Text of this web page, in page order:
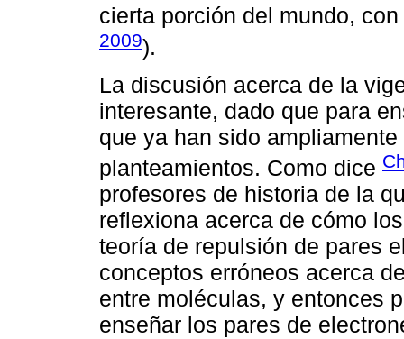
cierta porción del mundo,
2009).
La discusión acerca de la
interesante, dado que para
que ya han sido
planteamientos. Como dice
profesores de historia de la
reflexiona acerca de cómo
teoría de repulsión de pares
conceptos erróneos acerca
entre moléculas, y entonces
enseñar los pares de